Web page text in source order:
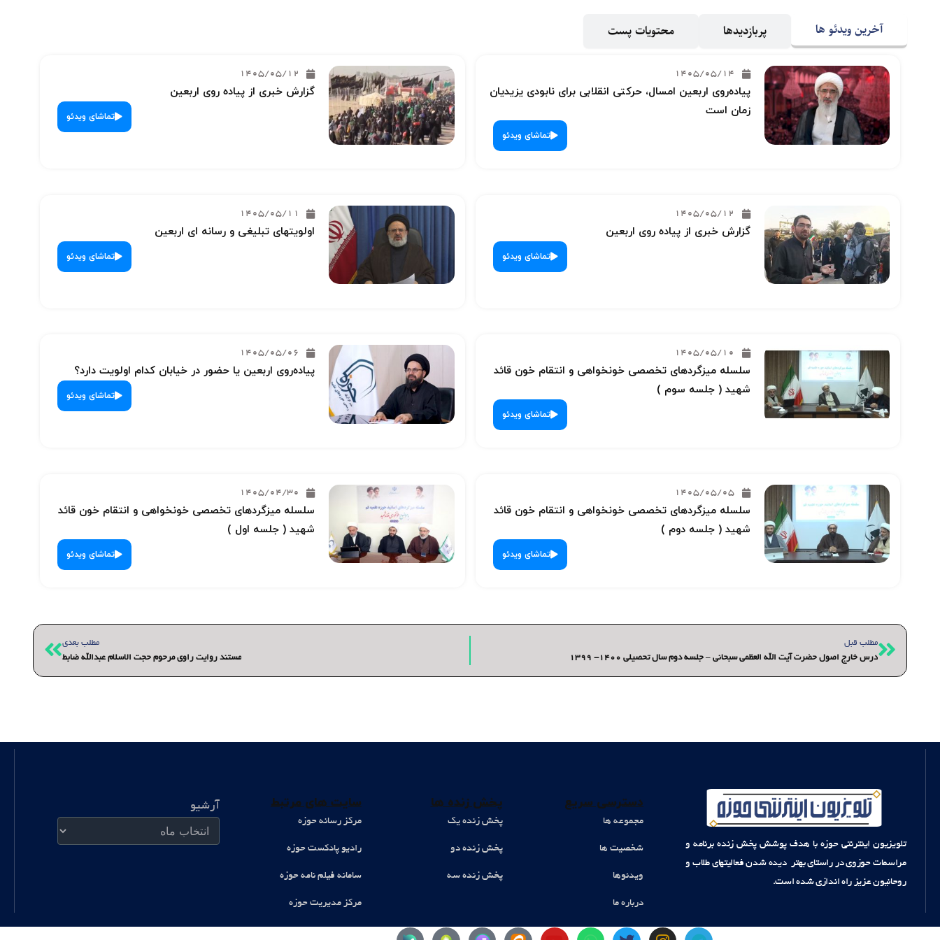
آخرین ویدئو ها پربازدیدها محتویات پست
1405/05/14
پیاده‌روی اربعین امسال، حرکتی انقلابی برای نابودی یزیدیان
زمان است
تماشای ویدئو
1405/05/12
گزارش خبری از پیاده روی اربعین
تماشای ویدئو
1405/05/12
گزارش خبری از پیاده روی اربعین
تماشای ویدئو
1405/05/11
اولویتهای تبلیغی و رسانه ای اربعین
تماشای ویدئو
1405/05/10
سلسله میزگردهای تخصصی خونخواهی و انتقام خون قائد
شهید ( جلسه سوم )
تماشای ویدئو
1405/05/06
پیاده‌روی اربعین یا حضور در خیابان کدام اولویت دارد؟
تماشای ویدئو
1405/05/05
سلسله میزگردهای تخصصی خونخواهی و انتقام خون قائد
شهید ( جلسه دوم )
تماشای ویدئو
1405/04/30
سلسله میزگردهای تخصصی خونخواهی و انتقام خون قائد
شهید ( جلسه اول )
تماشای ویدئو
قبلیمطلب قبل
درس خارج اصول حضرت آیت الله العظمی سبحانی – جلسه دوم سال تحصیلی 1400- 1399
مطلب بعدی
مستند روایت راوی مرحوم حجت الاسلام عبدالله ضابط
بعدی
تلویزیون اینترنتی حوزه با هدف پوشش پخش زنده برنامه و
مراسمات حوزوی در راستای بهتر دیده شدن فعالیتهای طلاب و
روحانیون عزیز راه اندازی شده است.
دسترسی سریع
مجموعه ها
شخصیت ها
ویدئوها
درباره ما
پخش زنده ها
پخش زنده یک
پخش زنده دو
پخش زنده سه
سایت های مرتبط
مرکز رسانه حوزه
رادیو پادکست حوزه
سامانه فیلم نامه حوزه
مرکز مدیریت حوزه
آرشیو
آرشیو
T
I
T
W
Y